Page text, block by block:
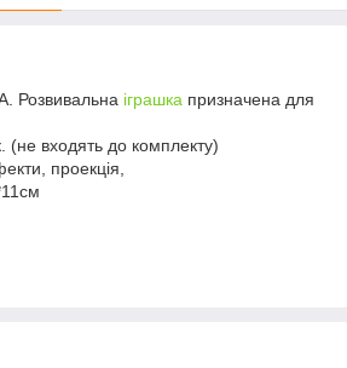
Розвивальна іграшка призначена для
(не входять до комплекту)
проекція,